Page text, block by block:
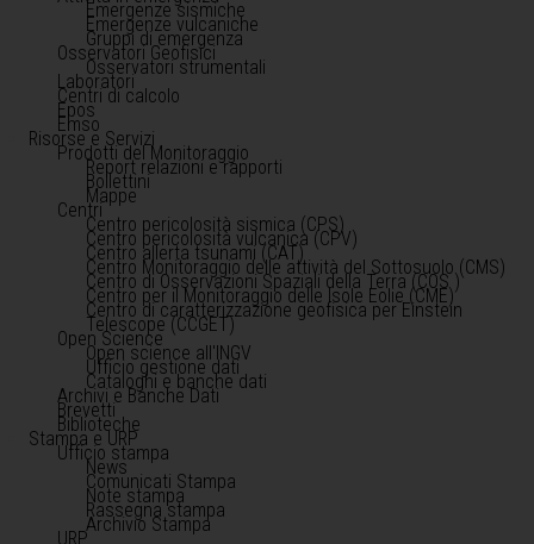
Emergenze sismiche
Emergenze vulcaniche
Gruppi di emergenza
Osservatori Geofisici
Osservatori strumentali
Laboratori
Centri di calcolo
Epos
Emso
Risorse e Servizi
Prodotti del Monitoraggio
Report relazioni e rapporti
Bollettini
Mappe
Centri
Centro pericolosità sismica (CPS)
Centro pericolosità vulcanica (CPV)
Centro allerta tsunami (CAT)
Centro Monitoraggio delle attività del Sottosuolo (CMS)
Centro di Osservazioni Spaziali della Terra (COS )
Centro per il Monitoraggio delle Isole Eolie (CME)
Centro di caratterizzazione geofisica per Einstein
Telescope (CCGET)
Open Science
Open science all'INGV
Ufficio gestione dati
Cataloghi e banche dati
Archivi e Banche Dati
Brevetti
Biblioteche
Stampa e URP
Ufficio stampa
News
Comunicati Stampa
Note stampa
Rassegna stampa
Archivio Stampa
URP